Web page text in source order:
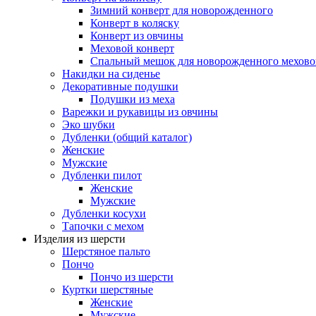
Зимний конверт для новорожденного
Конверт в коляску
Конверт из овчины
Меховой конверт
Спальный мешок для новорожденного
Накидки на сиденье
Декоративные подушки
Подушки из меха
Варежки и рукавицы из овчины
Эко шубки
Дубленки (общий каталог)
Женские
Мужские
Дубленки пилот
Женские
Мужские
Дубленки косухи
Тапочки с мехом
Изделия из шерсти
Шерстяное пальто
Пончо
Пончо из шерсти
Куртки шерстяные
Женские